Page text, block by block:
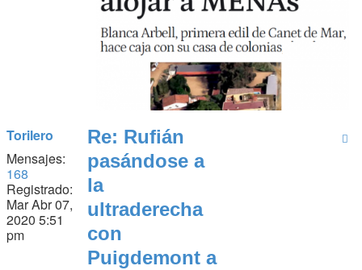
Torilero
Mensajes:
168
Registrado:
Mar Abr 07,
2020 5:51
pm
Re: Rufián
pasándose a
la
ultraderecha
con
Puigdemont a